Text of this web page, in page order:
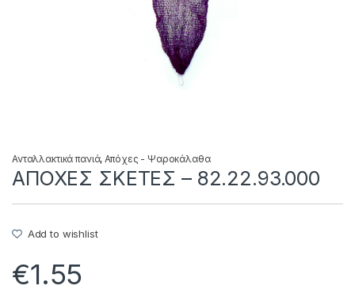
Ανταλλακτικά πανιά, Απόχες - Ψαροκάλαθα
ΑΠΟΧΕΣ ΣΚΕΤΕΣ – 82.22.93.000
Add to wishlist
€1.55